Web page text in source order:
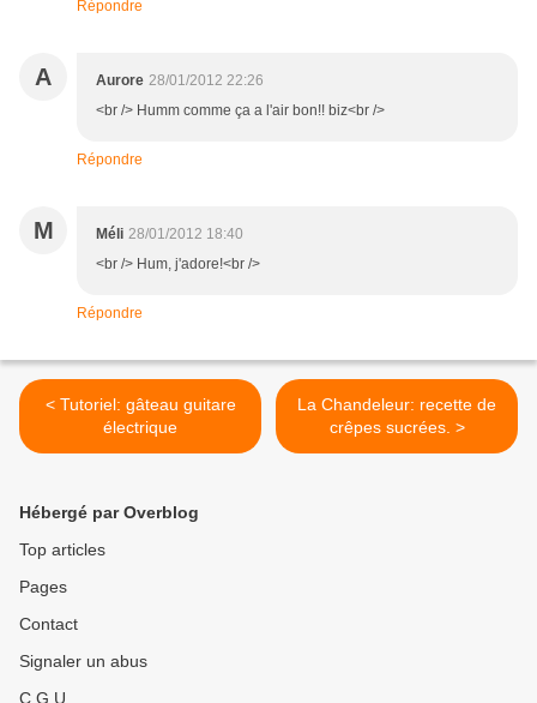
Répondre
A Aurore 28/01/2012 22:26
<br /> Humm comme ça a l'air bon!! biz<br />
Répondre
M Méli 28/01/2012 18:40
<br /> Hum, j'adore!<br />
Répondre
< Tutoriel: gâteau guitare
électrique
La Chandeleur: recette de
crêpes sucrées. >
Hébergé par Overblog
Top articles
Pages
Contact
Signaler un abus
C.G.U.